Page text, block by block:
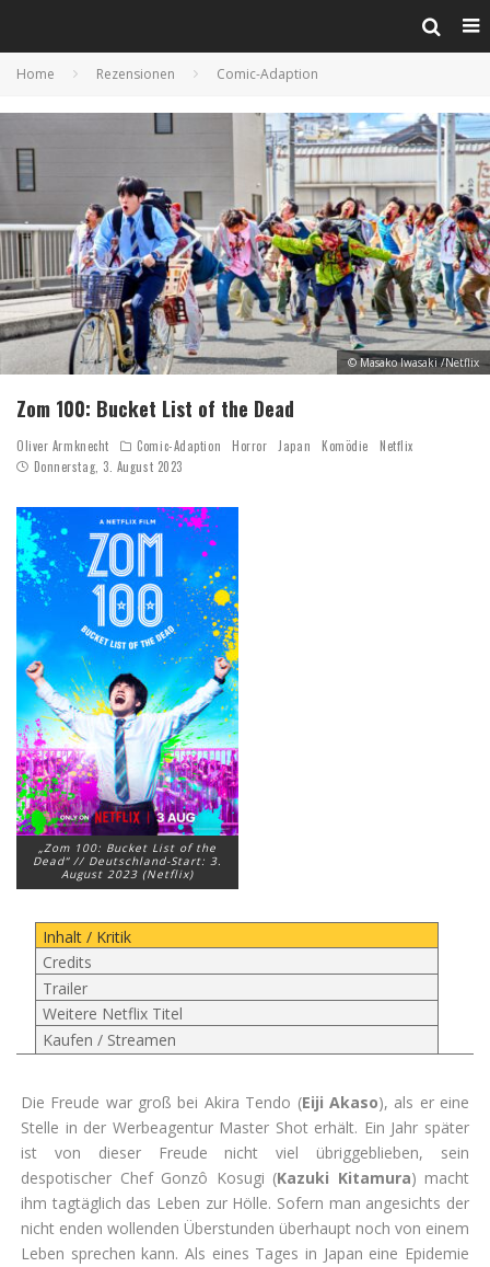
Home Rezensionen Comic-Adaption
© Masako Iwasaki /Netflix
Zom 100: Bucket List of the Dead
Oliver Armknecht Comic-Adaption Horror Japan Komödie
Netflix
Donnerstag, 3. August 2023
„Zom 100: Bucket List of the
Dead“ // Deutschland-Start: 3.
August 2023 (Netflix)
Inhalt / Kritik
Credits
Trailer
Weitere Netflix Titel
Kaufen / Streamen
Die Freude war groß bei Akira Tendo (Eiji Akaso), als er eine
Stelle in der Werbeagentur Master Shot erhält. Ein Jahr später
ist von dieser Freude nicht viel übriggeblieben, sein
despotischer Chef Gonzô Kosugi (Kazuki Kitamura) macht
ihm tagtäglich das Leben zur Hölle. Sofern man angesichts der
nicht enden wollenden Überstunden überhaupt noch von einem
Leben sprechen kann. Als eines Tages in Japan eine Epidemie